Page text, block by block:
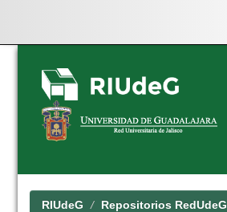
Skip
navigation
RIUdeG Repositorios RedUdeG